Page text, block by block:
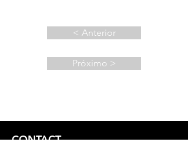
< Anterior
Próximo >